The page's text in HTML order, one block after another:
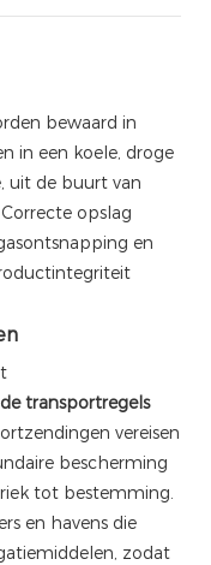
bewaard in
in een koele, droge
uit de buurt van
opslag
en
de transportregels
vereisen
bescherming
tot bestemming.
en havens die
zodat